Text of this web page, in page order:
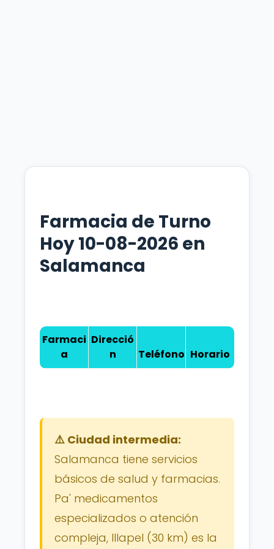
Farmacia de Turno
Hoy 10-08-2026 en
Salamanca
Farmaci
a
Direcció
n
Teléfono Horario
⚠️ Ciudad intermedia:
Salamanca tiene servicios
básicos de salud y farmacias.
Pa' medicamentos
especializados o atención
compleja, Illapel (30 km) es la